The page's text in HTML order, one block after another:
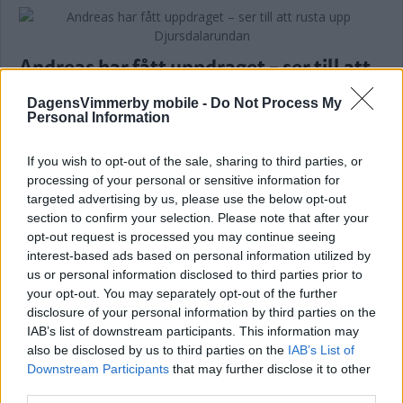
DagensVimmerby mobile - Do Not Process My
Personal Information
If you wish to opt-out of the sale, sharing to third parties, or
processing of your personal or sensitive information for
targeted advertising by us, please use the below opt-out
section to confirm your selection. Please note that after your
opt-out request is processed you may continue seeing
interest-based ads based on personal information utilized by
us or personal information disclosed to third parties prior to
your opt-out. You may separately opt-out of the further
disclosure of your personal information by third parties on the
IAB’s list of downstream participants. This information may
also be disclosed by us to third parties on the IAB’s List of
Downstream Participants that may further disclose it to other
Andreas har fått uppdraget – ser till att
rusta upp Djursdalarundan
NYHETER 05 augusti 2026 18.00
Fler än 5 000 skarvar kvar att skjuta –
nu jagar jägarna fler jägare
NYHETER 05 augusti 2026 10.00
Annons: